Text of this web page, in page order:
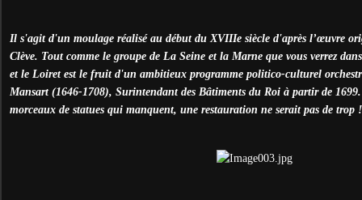
Il s'agit d'un moulage réalisé au début du XVIIIe siècle d'après l’œuvre
Clève. Tout comme le groupe de La Seine et la Marne que vous verrez
et le Loiret est le fruit d'un ambitieux programme politico-culturel
Mansart (1646-1708), Surintendant des Bâtiments du Roi à partir de
morceaux de statues qui manquent, une restauration ne serait pas de trop !